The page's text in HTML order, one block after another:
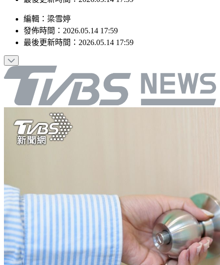
發佈時間：2026.05.14 17:59
最後更新時間：2026.05.14 17:59